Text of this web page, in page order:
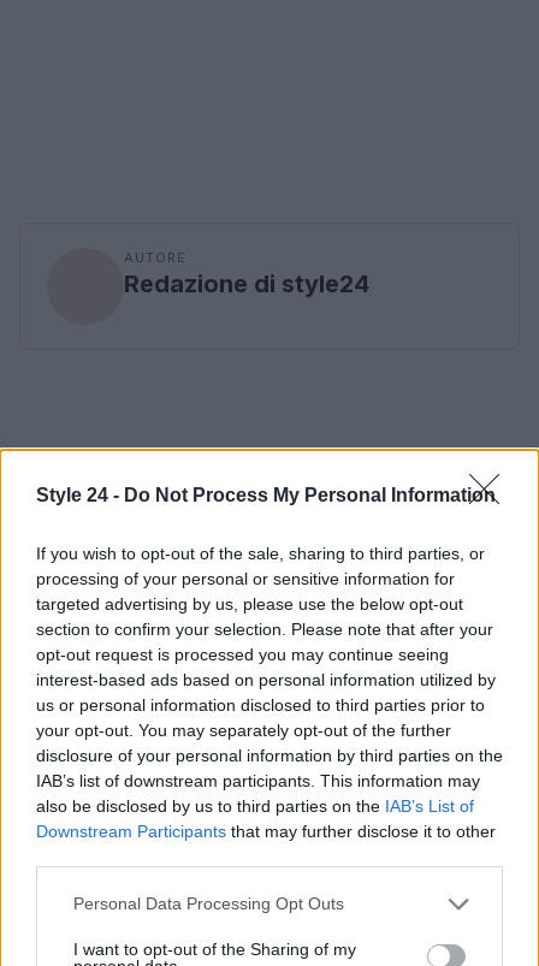
Style 24 - Do Not Process My Personal Information
If you wish to opt-out of the sale, sharing to third parties, or
processing of your personal or sensitive information for
targeted advertising by us, please use the below opt-out
section to confirm your selection. Please note that after your
opt-out request is processed you may continue seeing
interest-based ads based on personal information utilized by
us or personal information disclosed to third parties prior to
your opt-out. You may separately opt-out of the further
disclosure of your personal information by third parties on the
IAB’s list of downstream participants. This information may
also be disclosed by us to third parties on the IAB’s List of
Downstream Participants that may further disclose it to other
Please note that this website/app uses one or more Google
not limited to your visit or usage behaviour. You may click to
Personal Data Processing Opt Outs
I want to opt-out of the Sharing of my
AUTORE
Redazione di style24
Continua a leggere